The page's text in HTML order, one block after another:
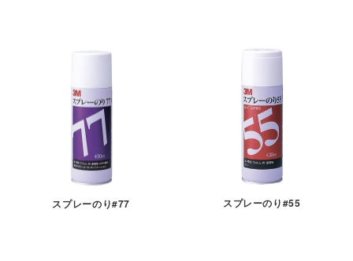
スプレーのり#77 スプレーのり#55